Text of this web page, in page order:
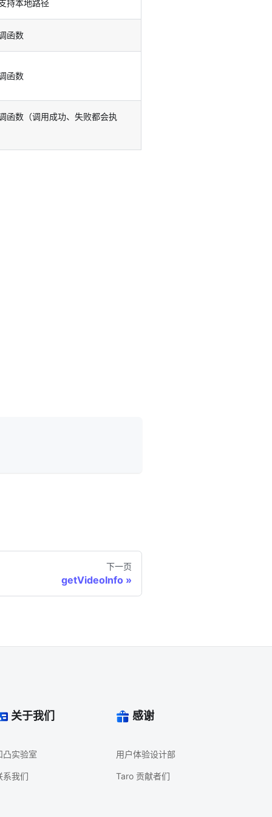
持本地路径
函数
函数
函数（调用成功、失败都会执
下一页
getVideoInfo
关于我们
凸实验室
系我们
感谢
用户体验设计部
Taro 贡献者们